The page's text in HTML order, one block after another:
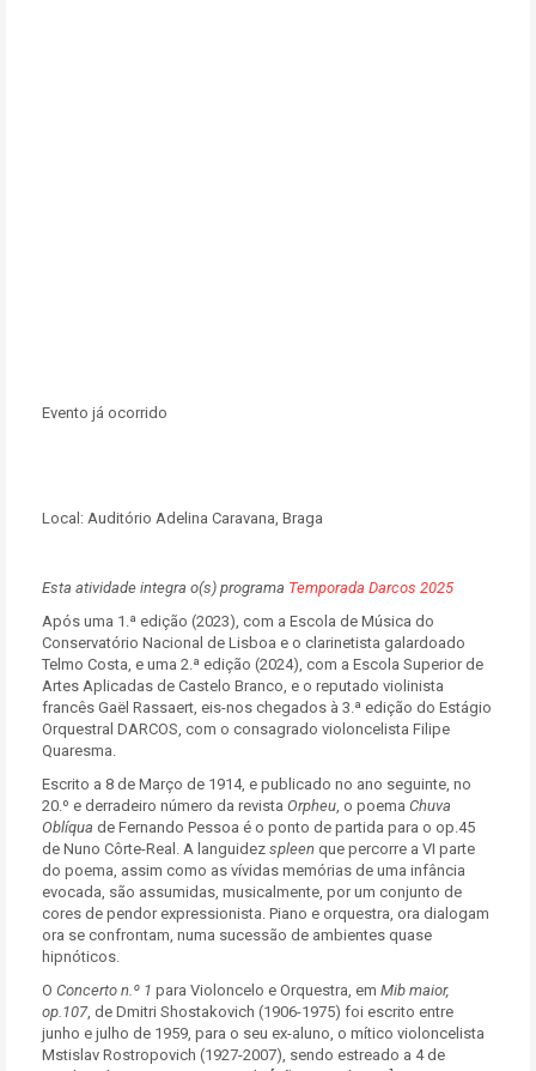
Evento já ocorrido
Local: Auditório Adelina Caravana, Braga
Esta atividade integra o(s) programa Temporada Darcos 2025
Após uma 1.ª edição (2023), com a Escola de Música do
Conservatório Nacional de Lisboa e o clarinetista galardoado
Telmo Costa, e uma 2.ª edição (2024), com a Escola Superior de
Artes Aplicadas de Castelo Branco, e o reputado violinista
francês Gaël Rassaert, eis-nos chegados à 3.ª edição do Estágio
Orquestral DARCOS, com o consagrado violoncelista Filipe
Quaresma.
Escrito a 8 de Março de 1914, e publicado no ano seguinte, no
20.º e derradeiro número da revista Orpheu, o poema Chuva
Oblíqua de Fernando Pessoa é o ponto de partida para o op.45
de Nuno Côrte-Real. A languidez spleen que percorre a VI parte
do poema, assim como as vívidas memórias de uma infância
evocada, são assumidas, musicalmente, por um conjunto de
cores de pendor expressionista. Piano e orquestra, ora dialogam
ora se confrontam, numa sucessão de ambientes quase
hipnóticos.
O Concerto n.º 1 para Violoncelo e Orquestra, em Mib maior,
op.107, de Dmitri Shostakovich (1906-1975) foi escrito entre
junho e julho de 1959, para o seu ex-aluno, o mítico violoncelista
Mstislav Rostropovich (1927-2007), sendo estreado a 4 de